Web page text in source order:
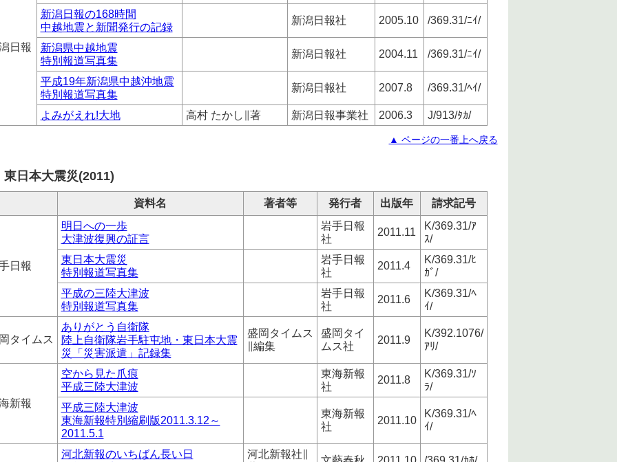
日報
新潟日報の168時間
中越地震と新聞発行の記録
新潟日報社 2005.10 /369.31/ﾆｲ/
新潟県中越地震
特別報道写真集
新潟日報社 2004.11 /369.31/ﾆｲ/
平成19年新潟県中越沖地震
特別報道写真集
新潟日報社 2007.8 /369.31/ﾍｲ/
よみがえれ!大地 高村 たかし∥著 新潟日報事業社 2006.3 J/913/ﾀｶ/
▲ ページの一番上へ戻る
東日本大震災(2011)
資料名 著者等 発行者 出版年 請求記号
日報
明日への一歩
大津波復興の証言
岩手日報
社
2011.11
K/369.31/ｱ
ｽ/
東日本大震災
特別報道写真集
岩手日報
社
2011.4
K/369.31/ﾋ
ｶﾞ/
平成の三陸大津波
特別報道写真集
岩手日報
社
2011.6
K/369.31/ﾍ
ｲ/
タイムス
ありがとう自衛隊
陸上自衛隊岩手駐屯地・東日本大震
災「災害派遣」記録集
盛岡タイムス
∥編集
盛岡タイ
ムス社
2011.9
K/392.1076/
ｱﾘ/
新報
空から見た爪痕
平成三陸大津波
東海新報
社
2011.8
K/369.31/ｿ
ﾗ/
平成三陸大津波
東海新報特別縮刷版2011.3.12～
2011.5.1
東海新報
社
2011.10
K/369.31/ﾍ
ｲ/
河北新報のいちばん長い日
河北新報社∥